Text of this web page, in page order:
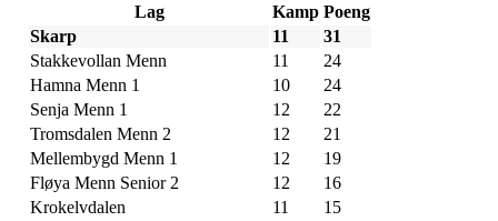
Lag
Kamp Poeng
Skarp
11
31
Stakkevollan Menn
11
24
Hamna Menn 1
10
24
Senja Menn 1
12
22
Tromsdalen Menn 2
12
21
Mellembygd Menn 1
12
19
Fløya Menn Senior 2
12
16
Krokelvdalen
11
15